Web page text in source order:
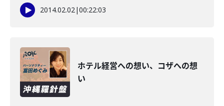
2014.02.02|00:22:03
ホテル経営への想い、コザへの想
い